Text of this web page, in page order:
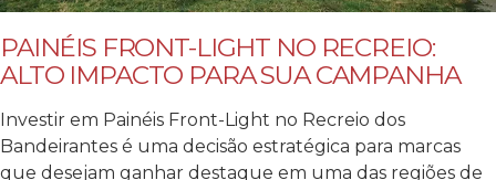
PAINÉIS FRONT-LIGHT NO RECREIO:
ALTO IMPACTO PARA SUA CAMPANHA
Investir em Painéis Front-Light no Recreio dos
Bandeirantes é uma decisão estratégica para marcas
que desejam ganhar destaque em uma das regiões de